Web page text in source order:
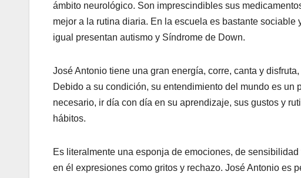
ámbito neurológico. Son imprescindibles sus
mejor a la rutina diaria. En la escuela es bastante sociable
igual presentan autismo y Síndrome de Down.
José Antonio tiene una gran energía, corre, canta y
Debido a su condición, su entendimiento del mundo es
necesario, ir día con día en su aprendizaje, sus gustos y
hábitos.
Es literalmente una esponja de emociones, de
en él expresiones como gritos y rechazo. José Antonio es